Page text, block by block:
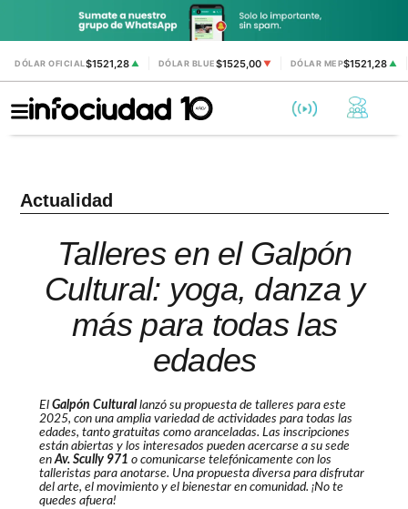
DÓLAR OFICIAL$1521,28 ▲ DÓLAR BLUE$1525,00 ▼ DÓLAR MEP$1521,28▲
Actualidad
Talleres en el Galpón
Cultural: yoga, danza y
más para todas las
edades
El Galpón Culturallanzó su propuesta de talleres para este
2025, con una amplia variedad de actividades para todas las
edades, tanto gratuitas como aranceladas. Las inscripciones
están abiertas y los interesados pueden acercarse a su sede
enAv. Scully 971 o comunicarse telefónicamente con los
talleristas para anotarse. Una propuesta diversa para disfrutar
del arte, el movimiento y el bienestar en comunidad. ¡No te
quedes afuera!